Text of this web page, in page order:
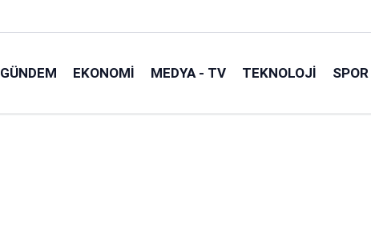
GÜNDEM EKONOMI MEDYA - TV TEKNOLOJI SPOR